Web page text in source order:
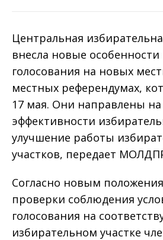
Центральная
внесла новые
голосования на новых
местных референдумах,
17 мая. Они направлены
эффективности
улучшение работы
участков, передает
Согласно новым
проверки соблюдения
голосования на
избирательном участке